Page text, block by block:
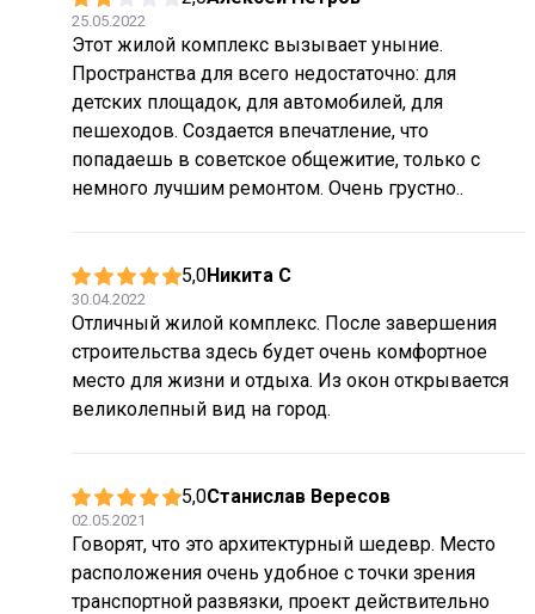
25.05.2022
Этот жилой комплекс вызывает уныние.
Пространства для всего недостаточно: для
детских площадок, для автомобилей, для
пешеходов. Создается впечатление, что
попадаешь в советское общежитие, только с
немного лучшим ремонтом. Очень грустно..
5,0Никита С
30.04.2022
Отличный жилой комплекс. После завершения
строительства здесь будет очень комфортное
место для жизни и отдыха. Из окон открывается
великолепный вид на город.
5,0Станислав Вересов
02.05.2021
Говорят, что это архитектурный шедевр. Место
расположения очень удобное с точки зрения
транспортной развязки, проект действительно